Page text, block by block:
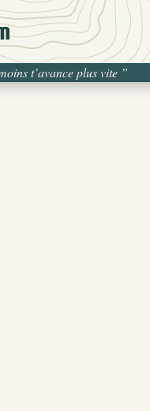
t’avance plus vite ”